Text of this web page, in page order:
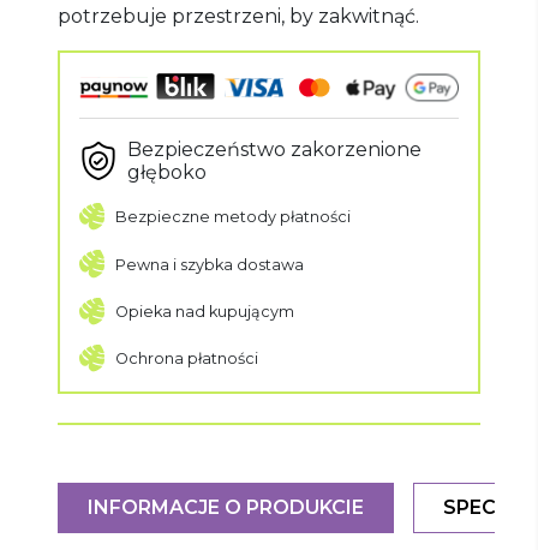
potrzebuje przestrzeni, by zakwitnąć.
Bezpieczeństwo zakorzenione
głęboko
Bezpieczne metody płatności
Pewna i szybka dostawa
Opieka nad kupującym
Ochrona płatności
INFORMACJE O PRODUKCIE